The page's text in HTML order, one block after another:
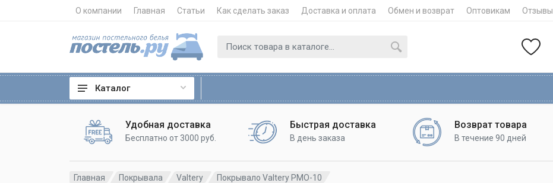
О компании Главная Статьи Как сделать заказ Доставка и оплата Обмен и возврат Оптовикам Отзывы
Каталог
Удобная доставка
Бесплатно от 3000 руб.
Быстрая доставка
В день заказа
Возврат товара
В течение 90 дней
Главная Покрывала Valtery Покрывало Valtery PMO-10